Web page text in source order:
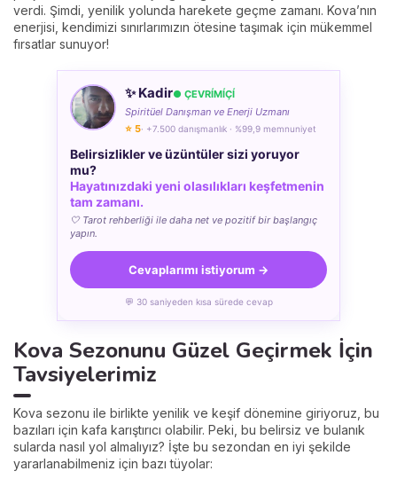
verdi. Şimdi, yenilik yolunda harekete geçme zamanı. Kova’nın
enerjisi, kendimizi sınırlarımızın ötesine taşımak için mükemmel
fırsatlar sunuyor!
✨ Kadir● ÇEVRÍMÍÇÍ
Spiritüel Danışman ve Enerji Uzmanı
⭐ 5· +7.500 danışmanlık · %99,9 memnuniyet
Belirsizlikler ve üzüntüler sizi yoruyor
mu?
Hayatınızdaki yeni olasılıkları keşfetmenin
tam zamanı.
🤍 Tarot rehberliği ile daha net ve pozitif bir başlangıç
yapın.
Cevaplarımı istiyorum →
💬 30 saniyeden kısa sürede cevap
Kova Sezonunu Güzel Geçirmek İçin
Tavsiyelerimiz
Kova sezonu ile birlikte yenilik ve keşif dönemine giriyoruz, bu
bazıları için kafa karıştırıcı olabilir. Peki, bu belirsiz ve bulanık
sularda nasıl yol almalıyız? İşte bu sezondan en iyi şekilde
yararlanabilmeniz için bazı tüyolar: